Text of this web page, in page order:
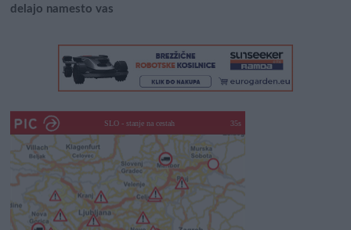
delajo namesto vas
SLO - stanje na cestah 30s